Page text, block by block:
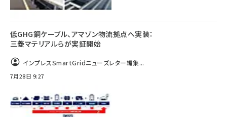
低GHG銅ケーブル、アマゾン物流拠点へ実装：
三菱マテリアルらが実証開始
インプレスSmartGridニューズレター編集...
7月28日 9:27